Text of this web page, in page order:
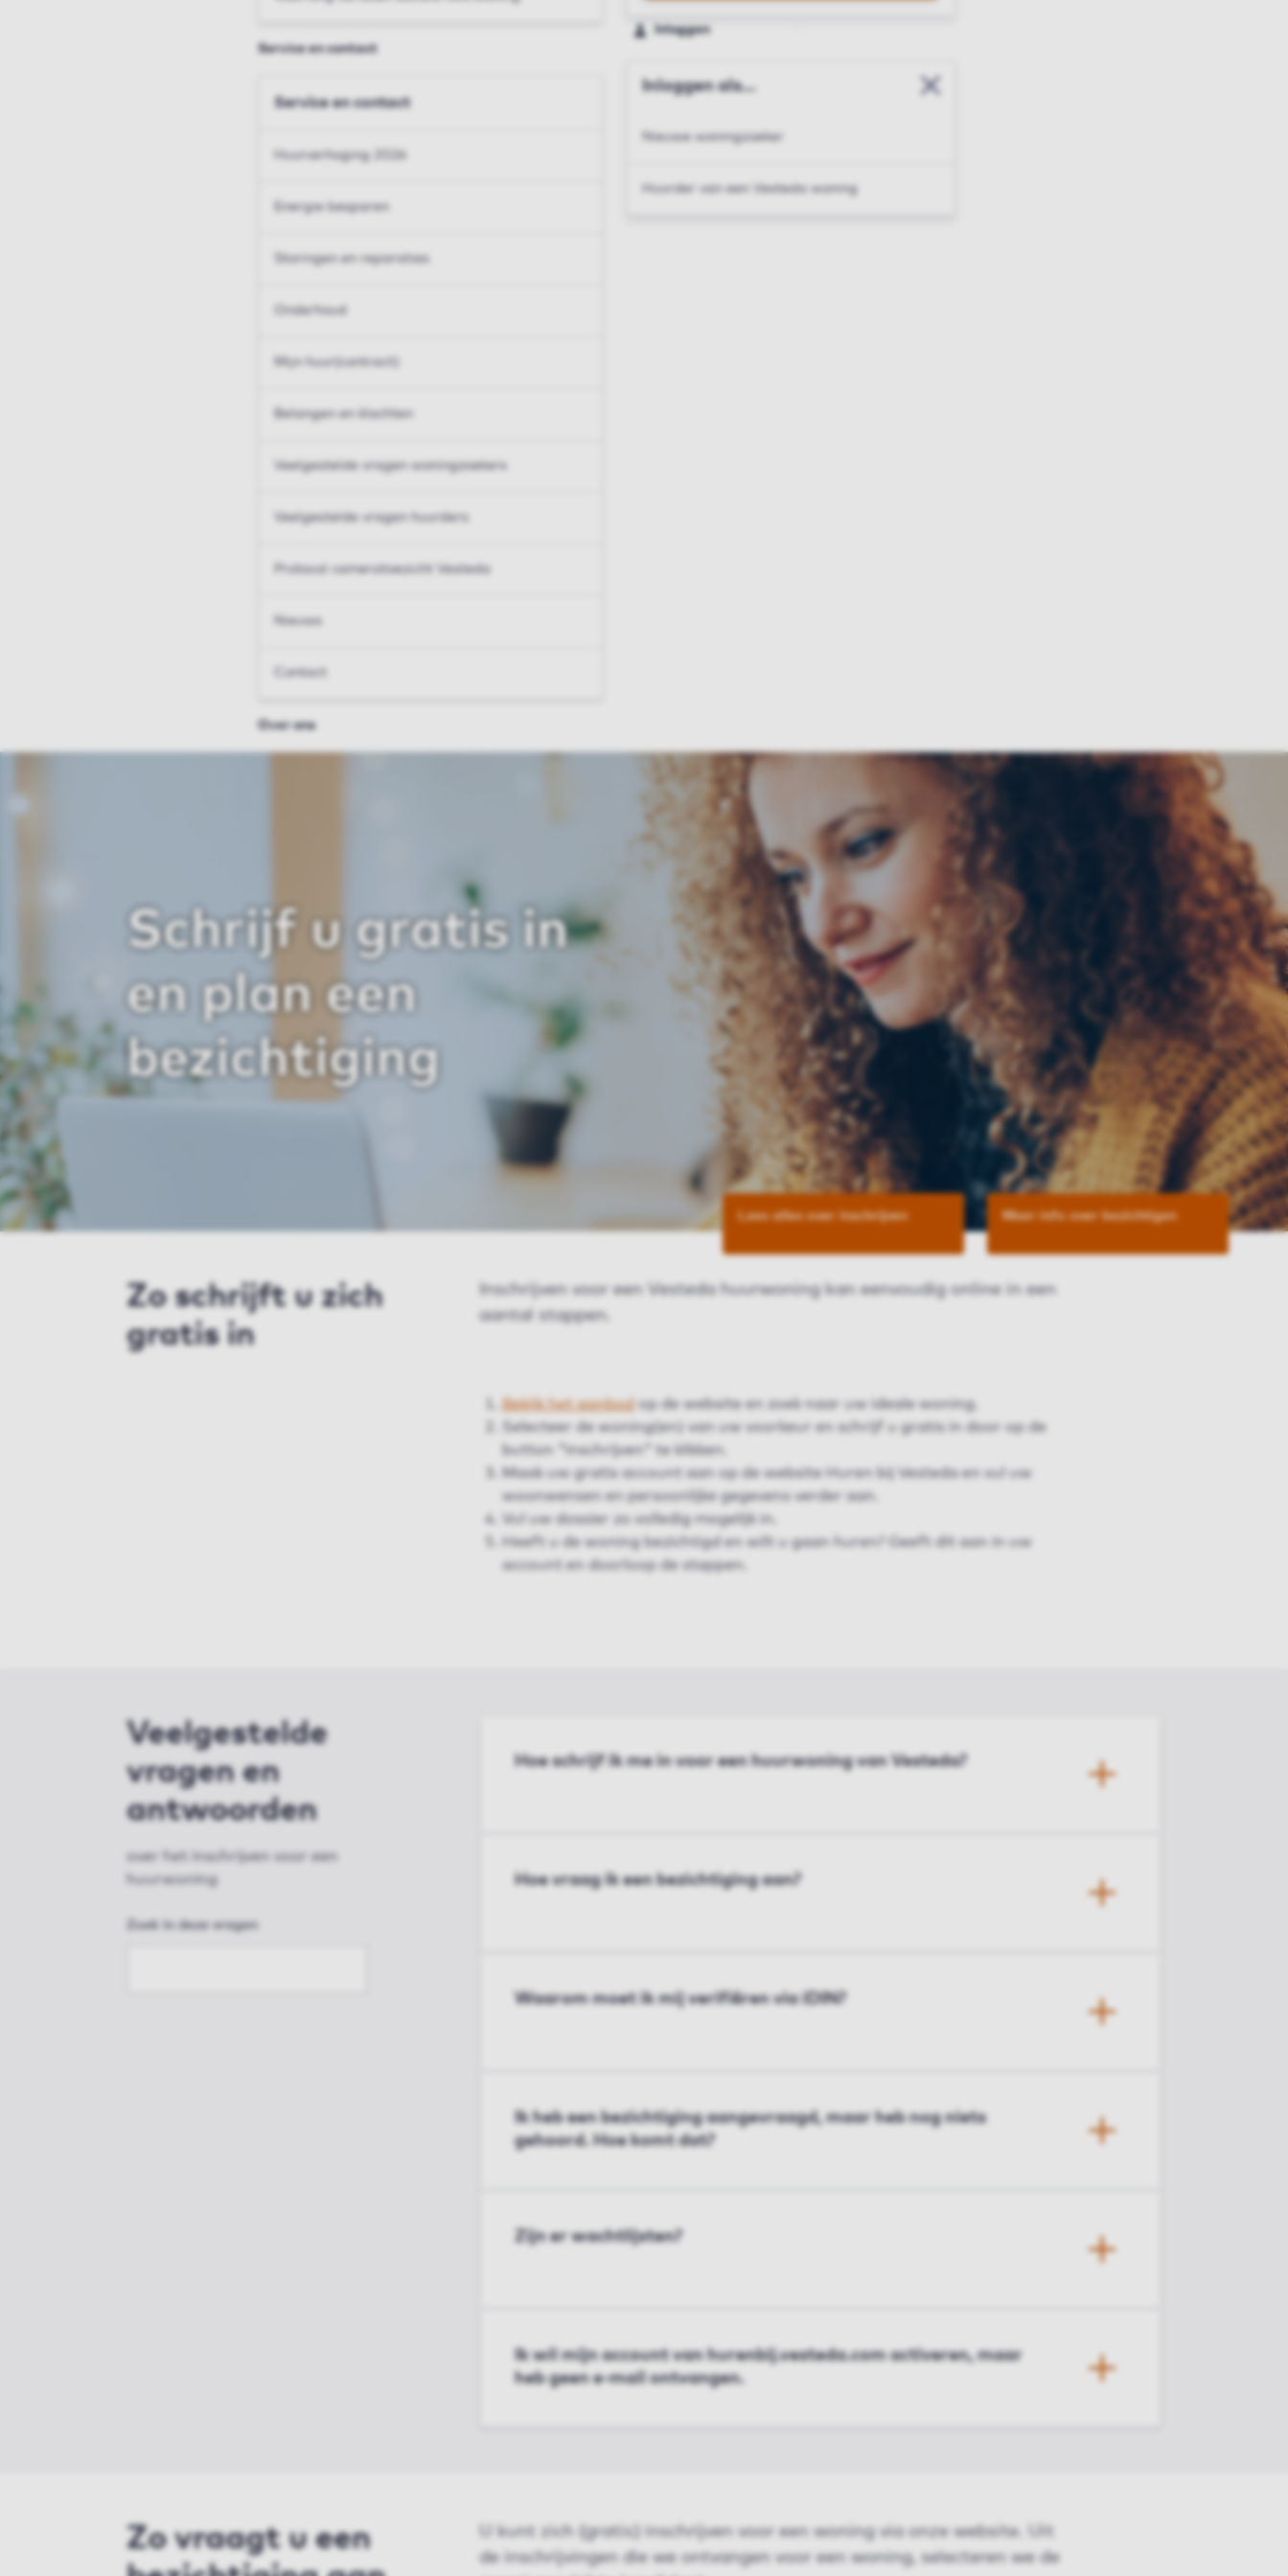
Service en contact
Service en contact
Huurverhoging 2026
Energie besparen
Storingen en reparaties
Onderhoud
Mijn huur(contract)
Belangen en klachten
Veelgestelde vragen woningzoekers
Veelgestelde vragen huurders
Protocol cameratoezicht Vesteda
Nieuws
Contact
Over ons
Inloggen
Inloggen als...
Sluit modal
Nieuwe woningzoeker
Huurder van een Vesteda woning
Schrijf u gratis in
en plan een
bezichtiging
Lees alles over inschrijven Meer info over bezichtigen
Zo schrijft u zich
gratis in
Inschrijven voor een Vesteda huurwoning kan eenvoudig online in een
aantal stappen.
Bekijk het aanbod op de website en zoek naar uw ideale woning.
Selecteer de woning(en) van uw voorkeur en schrijf u gratis in door op de
button "inschrijven" te klikken.
Maak uw gratis account aan op de website Huren bij Vesteda en vul uw
woonwensen en persoonlijke gegevens verder aan.
Vul uw dossier zo volledig mogelijk in.
Heeft u de woning bezichtigd en wilt u gaan huren? Geeft dit aan in uw
account en doorloop de stappen.
Veelgestelde
vragen en
antwoorden
over het inschrijven voor een
huurwoning
Zoek in deze vragen
Hoe schrijf ik me in voor een huurwoning van Vesteda?
Hoe vraag ik een bezichtiging aan?
Waarom moet ik mij verifiëren via iDIN?
Ik heb een bezichtiging aangevraagd, maar heb nog niets
gehoord. Hoe komt dat?
Zijn er wachtlijsten?
Ik wil mijn account van hurenbij.vesteda.com activeren, maar
heb geen e-mail ontvangen.
Zo vraagt u een
U kunt zich (gratis) inschrijven voor een woning via onze website. Uit
de inschrijvingen die we ontvangen voor een woning, selecteren we de